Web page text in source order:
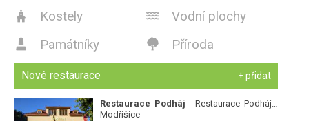
 Kostely  Vodní plochy
 Památníky  Příroda
Nové restaurace + přidat
Restaurace Podháj - Restaurace Podháj -
Modřišice